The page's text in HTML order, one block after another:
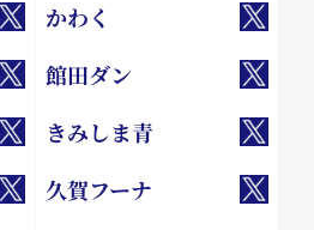
かわく
館田ダン
きみしま青
久賀フーナ